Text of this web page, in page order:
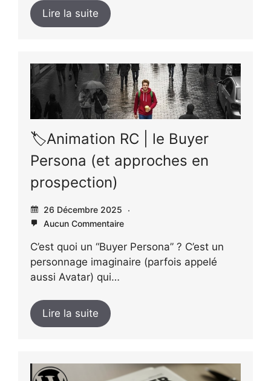
Lire la suite
🏷️Animation RC | le Buyer
Persona (et approches en
prospection)
26 Décembre 2025
Aucun Commentaire
C’est quoi un “Buyer Persona” ? C’est un
personnage imaginaire (parfois appelé
aussi Avatar) qui…
Lire la suite